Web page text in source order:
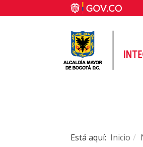
Está aquí: Inicio